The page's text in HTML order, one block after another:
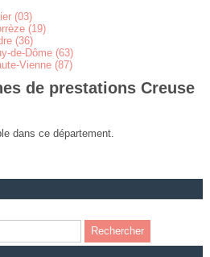
(03)
(19)
(36)
de-Dôme (63)
Vienne (87)
de prestations Creuse
dans ce département.